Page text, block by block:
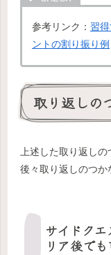
参考リンク： 習
ントの割り振り例
取り返しの
上述した取り返し
後々取り返しのつか
サイドク
リア後で